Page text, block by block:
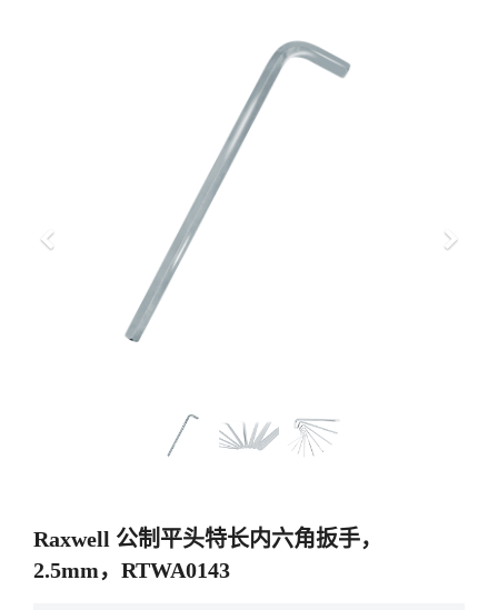
下
Raxwell 公制平头特长内六角扳手，
2.5mm，RTWA0143